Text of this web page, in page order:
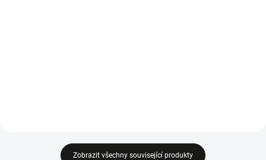
Zobrazit všechny související produkty